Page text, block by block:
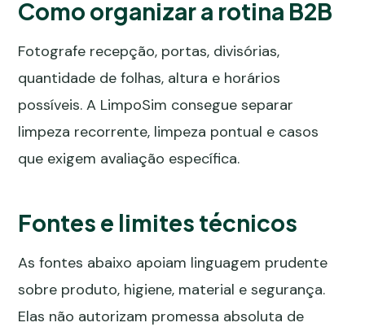
Como organizar a rotina B2B
Fotografe recepção, portas, divisórias,
quantidade de folhas, altura e horários
possíveis. A LimpoSim consegue separar
limpeza recorrente, limpeza pontual e casos
que exigem avaliação específica.
Fontes e limites técnicos
As fontes abaixo apoiam linguagem prudente
sobre produto, higiene, material e segurança.
Elas não autorizam promessa absoluta de